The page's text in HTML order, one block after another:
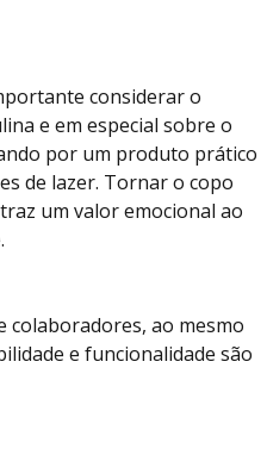
considerar o
e em especial sobre o
por um produto prático
de lazer. Tornar o copo
um valor emocional ao
colaboradores, ao mesmo
e funcionalidade são